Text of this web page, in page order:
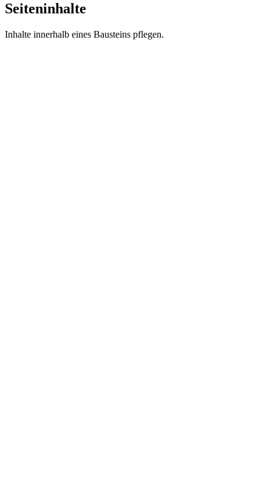
Seiteninhalte
Inhalte innerhalb eines Bausteins pflegen.